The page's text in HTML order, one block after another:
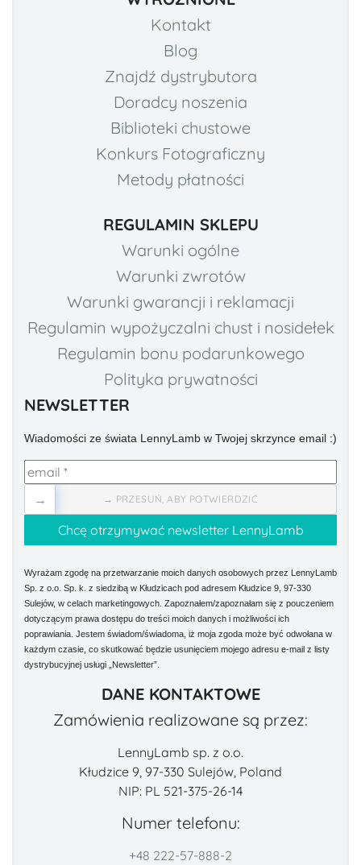
Kontakt
Blog
Znajdź dystrybutora
Doradcy noszenia
Biblioteki chustowe
Konkurs Fotograficzny
Metody płatności
REGULAMIN SKLEPU
Warunki ogólne
Warunki zwrotów
Warunki gwarancji i reklamacji
Regulamin wypożyczalni chust i nosidełek
Regulamin bonu podarunkowego
Polityka prywatności
NEWSLETTER
Wiadomości ze świata LennyLamb w Twojej skrzynce email :)
→ PRZESUŃ, ABY POTWIERDZIĆ
→
Wyrażam zgodę na przetwarzanie moich danych osobowych przez LennyLamb
Sp. z o.o. Sp. k. z siedzibą w Kłudzicach pod adresem Kłudzice 9, 97-330
Sulejów, w celach marketingowych. Zapoznałem/zapoznałam się z pouczeniem
dotyczącym prawa dostępu do treści moich danych i możliwości ich
poprawiania. Jestem świadom/świadoma, iż moja zgoda może być odwołana w
każdym czasie, co skutkować będzie usunięciem mojego adresu e-mail z listy
dystrybucyjnej usługi „Newsletter”.
DANE KONTAKTOWE
Zamówienia realizowane są przez:
LennyLamb sp. z o.o.
Kłudzice 9, 97-330 Sulejów, Poland
NIP: PL 521-375-26-14
Numer telefonu:
+48 222-57-888-2